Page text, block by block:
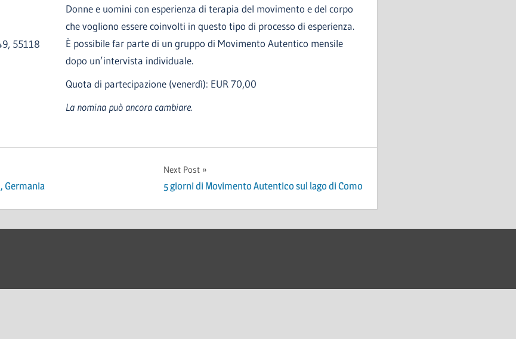
55118
Donne e uomini con esperienza di terapia del movimento e del corpo
che vogliono essere coinvolti in questo tipo di processo di esperienza.
È possibile far parte di un gruppo di Movimento Autentico mensile
dopo un’intervista individuale.
Quota di partecipazione (venerdì): EUR 70,00
La nomina può ancora cambiare.
Germania
Next Post
5 giorni di Movimento Autentico sul lago di Como